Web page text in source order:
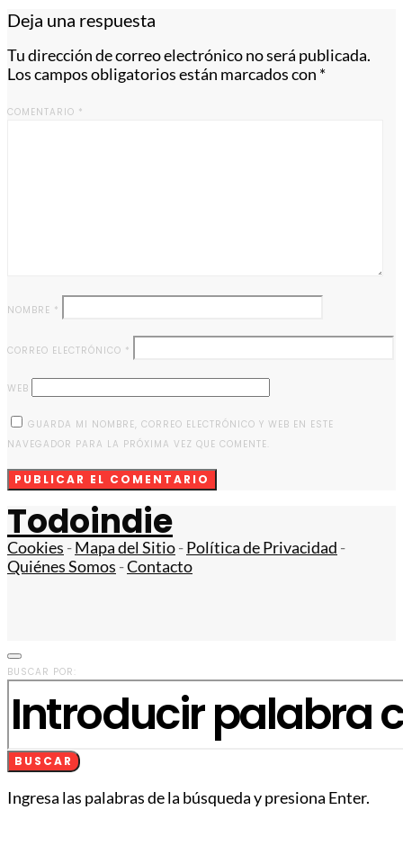
Deja una respuesta
Tu dirección de correo electrónico no será publicada.
Los campos obligatorios están marcados con *
COMENTARIO *
NOMBRE *
CORREO ELECTRÓNICO *
WEB
GUARDA MI NOMBRE, CORREO ELECTRÓNICO Y WEB EN ESTE
NAVEGADOR PARA LA PRÓXIMA VEZ QUE COMENTE.
Todoindie
Cookies -Mapa del Sitio-Política de Privacidad -
Quiénes Somos -Contacto
BUSCAR POR:
BUSCAR
Ingresa las palabras de la búsqueda y presiona Enter.